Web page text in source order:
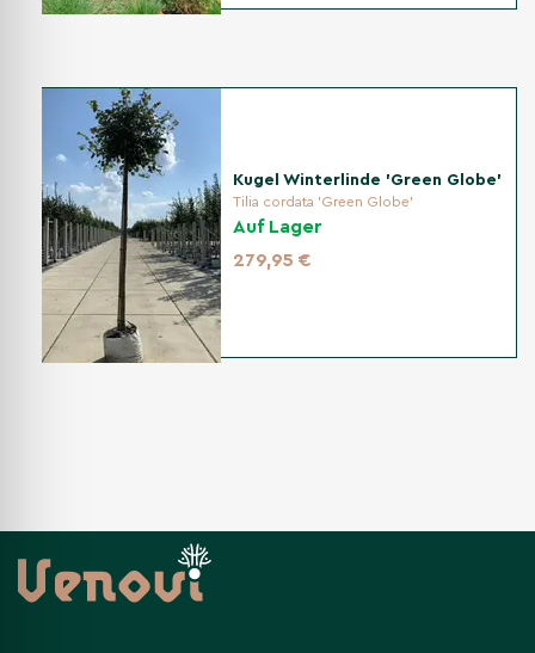
Halten Sie einen Mindestabstand von 2 bis 3 Metern zu
anderen Pflanzen oder Gebäuden ein, damit sich die Krone
gut entwickeln kann.
Bewässerung
Regelmäßiges Gießen ist in den ersten Wochen nach der
Pflanzung wichtig. Später ist der Baum
trockenheitsresistent und benötigt nur gelegentlich
Der Kugeltrompetenbaum Catalpa bignonioides 'Nana'
kann alle paar Jahre kräftig zurückgeschnitten werden, um
die kompakte Kugelform zu verjüngen. Ein Rückschnitt ist
Kugel Winterlinde 'Green Globe'
Tilia cordata 'Green Globe'
Auf Lager
279,95 €